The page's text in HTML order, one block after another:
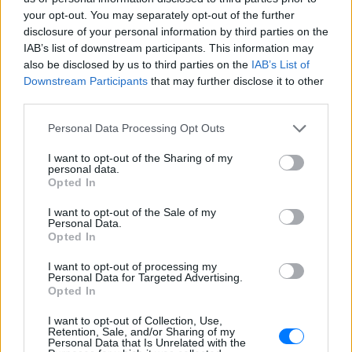
your opt-out. You may separately opt-out of the further
disclosure of your personal information by third parties on the
IAB’s list of downstream participants. This information may
also be disclosed by us to third parties on the IAB’s List of
Downstream Participants that may further disclose it to other
Personal Data Processing Opt Outs
I want to opt-out of the Sharing of my
personal data.
Opted In
I want to opt-out of the Sale of my
Personal Data.
Opted In
I want to opt-out of processing my
Personal Data for Targeted Advertising.
Opted In
I want to opt-out of Collection, Use,
Retention, Sale, and/or Sharing of my
Personal Data that Is Unrelated with the
ΣΤΗΝ ΙΔΙΑ ΚΑΤΗΓΟΡΙΑ
Ουκρανία: Βίντεο σοκ με
«busification»
ΣΉΜΕΡΑ